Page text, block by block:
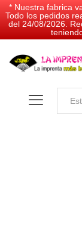
* Nuestra fabrica
Todo los pedidos
del 24/08/2026.